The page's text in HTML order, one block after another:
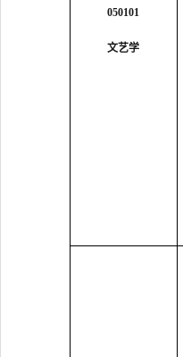
050101
文艺学